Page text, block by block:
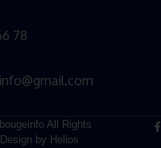
78
All Rights
by Helios